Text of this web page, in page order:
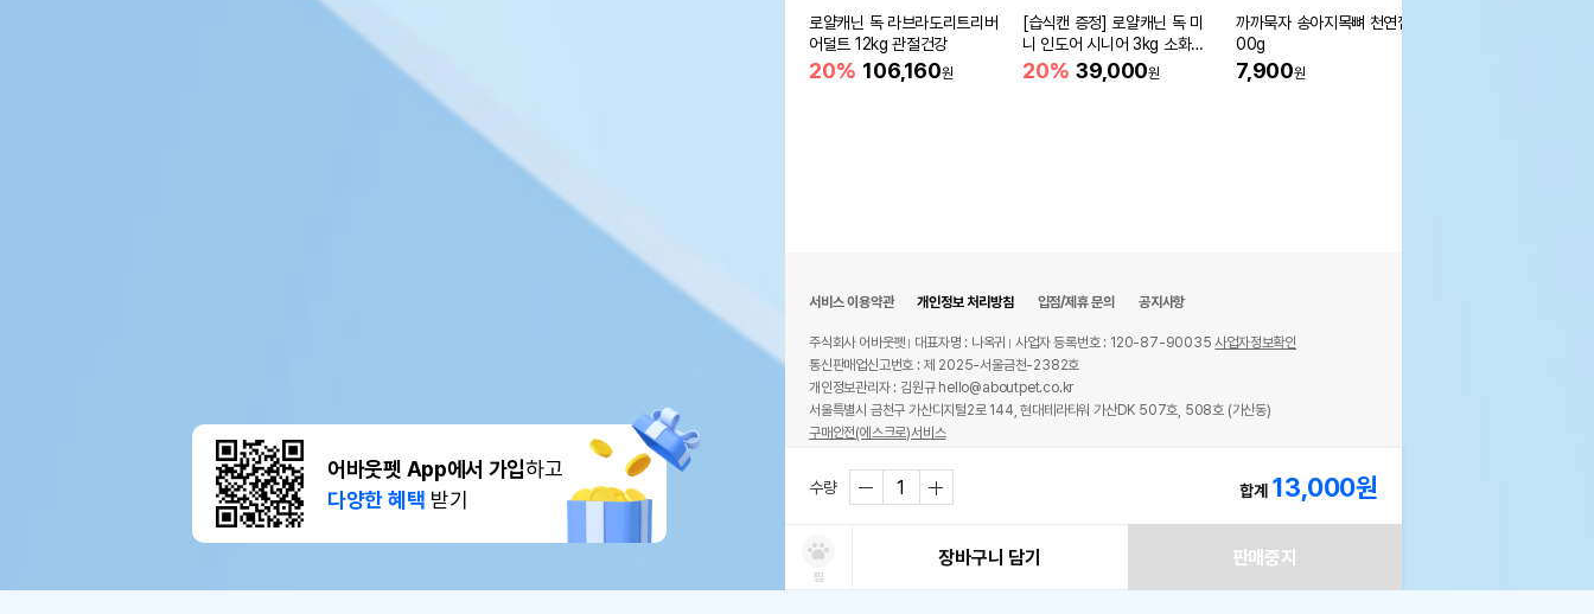
어바웃펫 App에서 가입하고
다양한 혜택 받기
로얄캐닌 독 라브라도리트리버
어덜트 12kg 관절건강
20% 106,160원
[습식캔 증정] 로얄캐닌 독 미
니 인도어 시니어 3kg 소화도
움
20% 39,000원
까까묵자 송아지목뼈 천연껌 1
00g
7,900원
수량 합계 13,000원
찜
장바구니 담기 판매중지
서비스 이용약관 개인정보 처리방침 입점/제휴 문의 공지사항
주식회사 어바웃펫 대표자명 : 나옥귀 사업자 등록번호 : 120-87-90035사업자정보확인
통신판매업신고번호 : 제 2025-서울금천-2382호
개인정보관리자 : 김원규 hello@aboutpet.co.kr
서울특별시 금천구 가산디지털2로 144, 현대테라타워 가산DK 507호, 508호 (가산동)
구매안전(에스크로)서비스